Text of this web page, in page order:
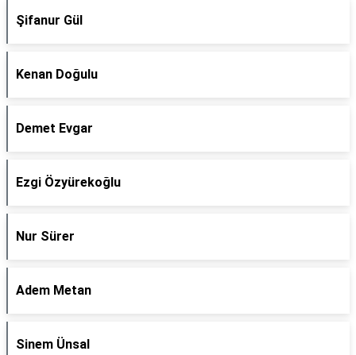
Şifanur Gül
Kenan Doğulu
Demet Evgar
Ezgi Özyürekoğlu
Nur Sürer
Adem Metan
Sinem Ünsal